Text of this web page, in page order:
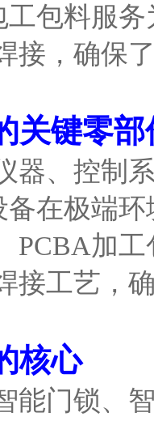
工包料服
接，确保
关键零部
器、控制
在极端
PCBA加
接工艺，
核心
能门锁、